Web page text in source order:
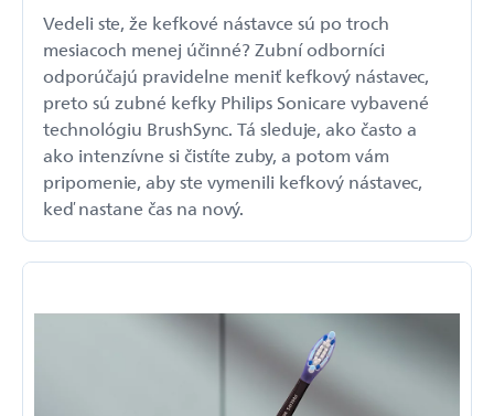
Vedeli ste, že kefkové nástavce sú po troch
mesiacoch menej účinné? Zubní odborníci
odporúčajú pravidelne meniť kefkový nástavec,
preto sú zubné kefky Philips Sonicare vybavené
technológiu BrushSync. Tá sleduje, ako často a
ako intenzívne si čistíte zuby, a potom vám
pripomenie, aby ste vymenili kefkový nástavec,
keď nastane čas na nový.